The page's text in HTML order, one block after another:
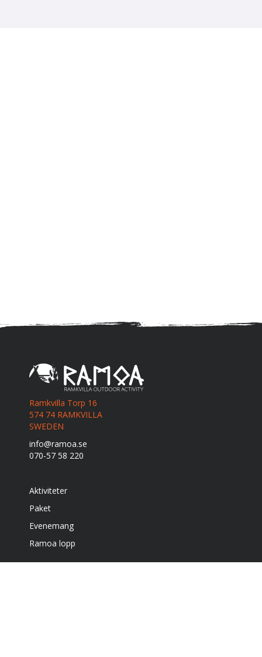
Ramkvilla Torp 16
574 74 RAMKVILLA
SWEDEN
info@ramoa.se
070-57 58 220
Aktiviteter
Paket
Evenemang
Ramoa lopp